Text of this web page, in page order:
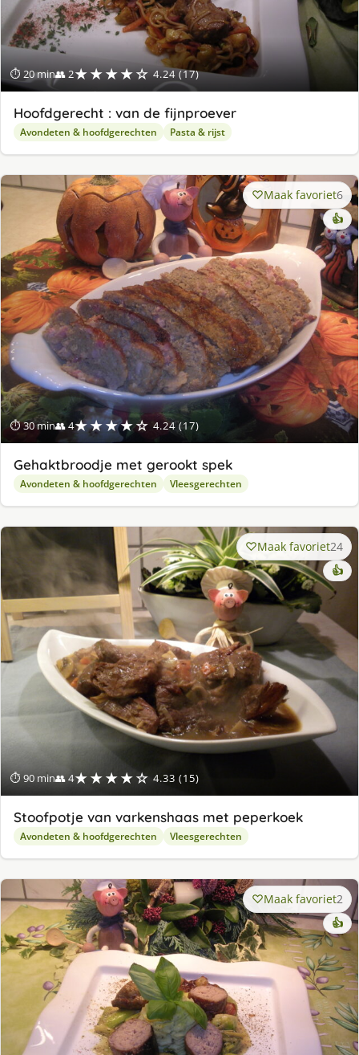
⏱ 20 min👥 2★★★★☆ 4.24 (17)
Hoofdgerecht : van de fijnproever
Avondeten & hoofdgerechten Pasta & rijst
⏱ 30 min👥 4★★★★☆ 4.24 (17)
Maak favoriet6
👍
Gehaktbroodje met gerookt spek
Avondeten & hoofdgerechten Vleesgerechten
⏱ 90 min👥 4★★★★☆ 4.33 (15)
Maak favoriet24
👍
Stoofpotje van varkenshaas met peperkoek
Avondeten & hoofdgerechten Vleesgerechten
Maak favoriet2
👍